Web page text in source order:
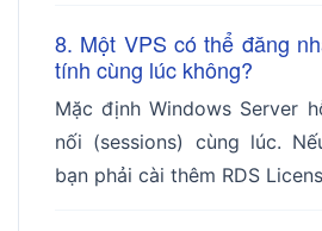
8. Một VPS có thể đăng
tính cùng lúc không?
Mặc định Windows Server
nối (sessions) cùng lúc.
bạn phải cài thêm RDS